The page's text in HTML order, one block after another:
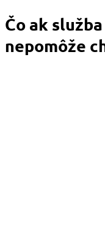
Čo ak
nepomôže